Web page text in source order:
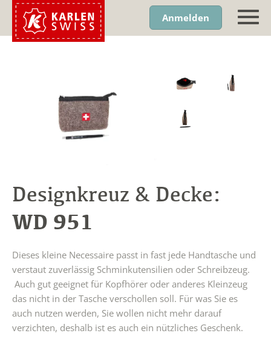
Anmelden
Designkreuz & Decke:
WD 951
Dieses kleine Necessaire passt in fast jede Handtasche und
verstaut zuverlässig Schminkutensilien oder Schreibzeug.
Auch gut geeignet für Kopfhörer oder anderes Kleinzeug
das nicht in der Tasche verschollen soll. Für was Sie es
auch nutzen werden, Sie wollen nicht mehr darauf
verzichten, deshalb ist es auch ein nützliches Geschenk.